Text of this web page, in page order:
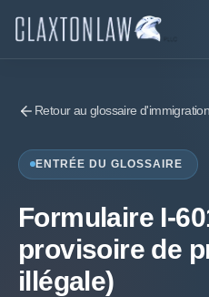
Retour au glossaire d'immigration
ENTRÉE DU GLOSSAIRE
Formulaire I-
provisoire de
illégale)